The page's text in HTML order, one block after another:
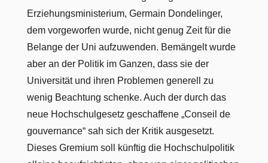
Erziehungsministerium, Germain Dondelinger,
dem vorgeworfen wurde, nicht genug Zeit für die
Belange der Uni aufzuwenden. Bemängelt wurde
aber an der Politik im Ganzen, dass sie der
Universität und ihren Problemen generell zu
wenig Beachtung schenke. Auch der durch das
neue Hochschulgesetz geschaffene „Conseil de
gouvernance“ sah sich der Kritik ausgesetzt.
Dieses Gremium soll künftig die Hochschulpolitik